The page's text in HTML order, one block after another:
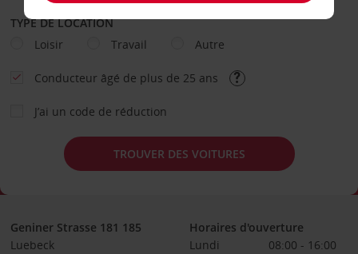
TYPE DE LOCATION
Loisir
Travail Autre
Conducteur âgé de plus de 25 ans
J’ai un code de réduction
TROUVER DES VOITURES
Geniner Strasse 181 185
Luebeck
Horaires d'ouverture
Lundi
08:00 - 16:00